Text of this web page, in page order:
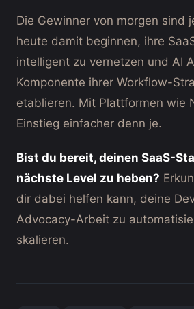
Die Gewinner von morgen sind
heute damit beginnen, ihre
intelligent zu vernetzen und AI
Komponente ihrer Workflow-
etablieren. Mit Plattformen wie
Einstieg einfacher denn je.
Bist du bereit, deinen SaaS-
nächste Level zu heben?
dir dabei helfen kann, deine
Advocacy-Arbeit zu
skalieren.